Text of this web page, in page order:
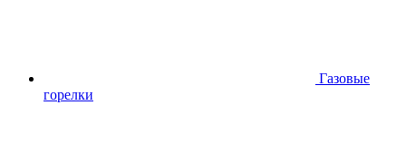
Газовые
горелки